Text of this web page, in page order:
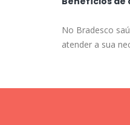
No Bradesco
atender a sua